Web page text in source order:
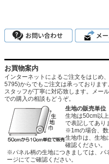
お買物案内
インターネットによるご注文をはじめ
5795)からでもご注文は承っております
スタッフが丁寧に対応致します。メール
での購入の相談もどうぞ。
生地の販売単位
生地は50cm以
で表記してあり
※1mの場合、数
生地巾は、生地
確認ください。
※パネル柄の生地につきましては、パ
ージにてご確認ください。